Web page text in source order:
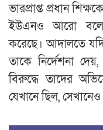
ভারপ্রাপ্ত প্রধান
ইউএনও আরো
করেছে। আদালতে
তাকে নির্দেশনা
বিরুদ্ধে তাদের
যেখানে ছিল,